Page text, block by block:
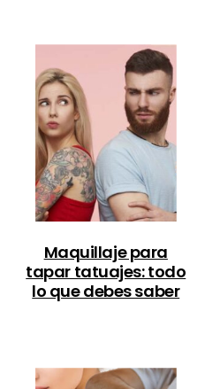
Maquillaje para
tapar tatuajes: todo
lo que debes saber